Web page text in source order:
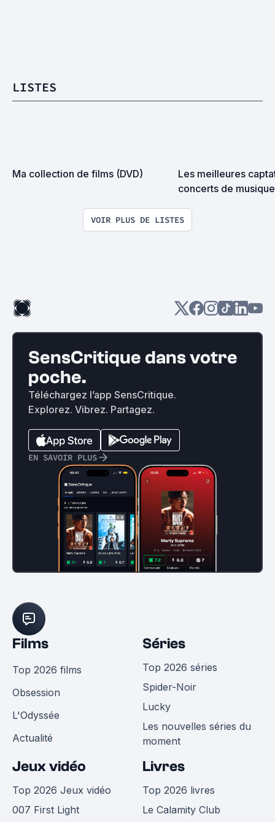
LISTES
Ma collection de films (DVD)
Les meilleures
concerts de musique
VOIR PLUS DE LISTES
SensCritique dans votre
poche.
Téléchargez l’app SensCritique.
Explorez. Vibrez. Partagez.
EN SAVOIR PLUS
Films
Top 2026 films
Obsession
L'Odyssée
Actualité
Séries
Top 2026 séries
Spider-Noir
Lucky
Les nouvelles séries du
moment
Jeux vidéo
Top 2026 Jeux vidéo
007 First Light
Livres
Top 2026 livres
Le Calamity Club